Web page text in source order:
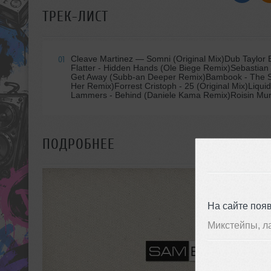
На сайте
Микстейпы,
ТРЕК-ЛИСТ
01 Cleave Martinez — Somni (Original Mix)Dub Taylor
Flatter - Hidden Hands (Ole Biege
Get Away (Subb-an Deeper Remix)Bambook -
Her Remix)Forrest Cristoph - 25 (Original
Lammers - Behind (Daniele Kama Remix)Roisin
ПОДРОБНЕЕ